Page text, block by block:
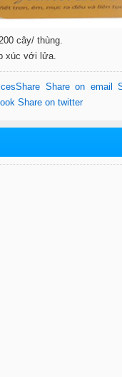
cây/ thùng.
xúc với lửa.
Share Share on email
Share on twitter